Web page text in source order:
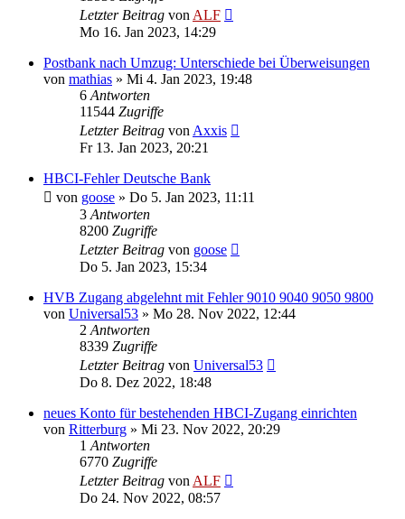
Letzter Beitrag von ALF
Mo 16. Jan 2023, 14:29
Postbank nach Umzug: Unterschiede bei Überweisungen
von mathias » Mi 4. Jan 2023, 19:48
6 Antworten
11544 Zugriffe
Letzter Beitrag von Axxis
Fr 13. Jan 2023, 20:21
HBCI-Fehler Deutsche Bank
von goose » Do 5. Jan 2023, 11:11
3 Antworten
8200 Zugriffe
Letzter Beitrag von goose
Do 5. Jan 2023, 15:34
HVB Zugang abgelehnt mit Fehler 9010 9040 9050 9800
von Universal53 » Mo 28. Nov 2022, 12:44
2 Antworten
8339 Zugriffe
Letzter Beitrag von Universal53
Do 8. Dez 2022, 18:48
neues Konto für bestehenden HBCI-Zugang einrichten
von Ritterburg » Mi 23. Nov 2022, 20:29
1 Antworten
6770 Zugriffe
Letzter Beitrag von ALF
Do 24. Nov 2022, 08:57